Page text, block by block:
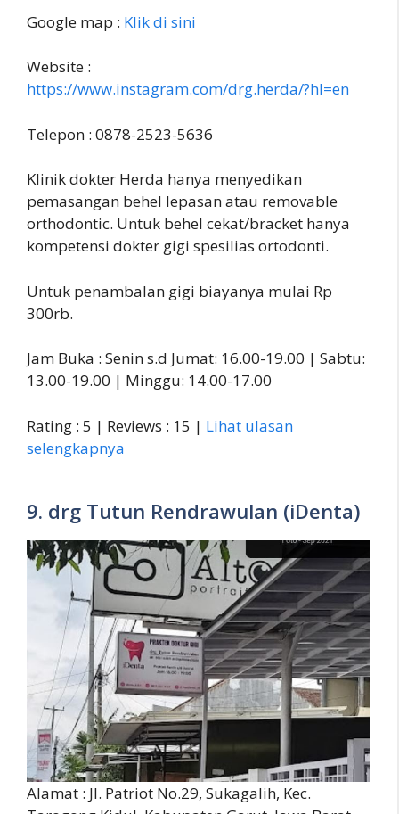
Google map : Klik di sini
Website :
https://www.instagram.com/drg.herda/?hl=en
Telepon : 0878-2523-5636
Klinik dokter Herda hanya menyedikan
pemasangan behel lepasan atau removable
orthodontic. Untuk behel cekat/bracket hanya
kompetensi dokter gigi spesilias ortodonti.
Untuk penambalan gigi biayanya mulai Rp
300rb.
Jam Buka : Senin s.d Jumat: 16.00-19.00 | Sabtu:
13.00-19.00 | Minggu: 14.00-17.00
Rating : 5 | Reviews : 15 | Lihat ulasan
selengkapnya
9. drg Tutun Rendrawulan (iDenta)
Alamat : Jl. Patriot No.29, Sukagalih, Kec.